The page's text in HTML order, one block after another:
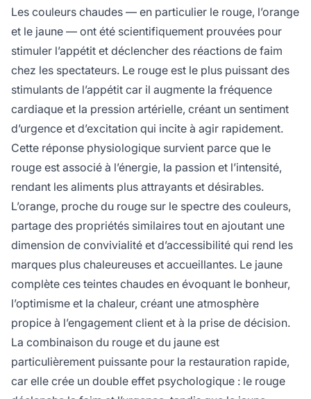
Les couleurs chaudes — en particulier le rouge, l’orange
et le jaune — ont été scientifiquement prouvées pour
stimuler l’appétit et déclencher des réactions de faim
chez les spectateurs. Le rouge est le plus puissant des
stimulants de l’appétit car il augmente la fréquence
cardiaque et la pression artérielle, créant un sentiment
d’urgence et d’excitation qui incite à agir rapidement.
Cette réponse physiologique survient parce que le
rouge est associé à l’énergie, la passion et l’intensité,
rendant les aliments plus attrayants et désirables.
L’orange, proche du rouge sur le spectre des couleurs,
partage des propriétés similaires tout en ajoutant une
dimension de convivialité et d’accessibilité qui rend les
marques plus chaleureuses et accueillantes. Le jaune
complète ces teintes chaudes en évoquant le bonheur,
l’optimisme et la chaleur, créant une atmosphère
propice à l’engagement client et à la prise de décision.
La combinaison du rouge et du jaune est
particulièrement puissante pour la restauration rapide,
car elle crée un double effet psychologique : le rouge